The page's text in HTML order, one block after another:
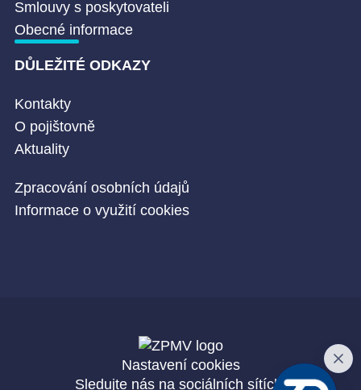
Smlouvy s poskytovateli
Obecné informace
DŮLEŽITÉ ODKAZY
Kontakty
O pojištovně
Aktuality
Zpracování osobních údajů
Informace o využití cookies
Nastavení cookies
Sledujte nás na sociálních sítích: